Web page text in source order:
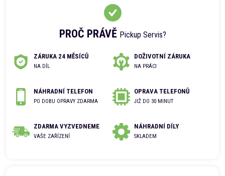
PROČ PRÁVĚ Pickup Servis?
ZÁRUKA 24 MĚSÍCŮ
NA DÍL
DOŽIVOTNÍ ZÁRUKA
NA PRÁCI
NÁHRADNÍ TELEFON
PO DOBU OPRAVY ZDARMA
OPRAVA TELEFONŮ
JIŽ DO 30 MINUT
ZDARMA VYZVEDNEME
VAŠE ZAŘÍZENÍ
NÁHRADNÍ DÍLY
SKLADEM